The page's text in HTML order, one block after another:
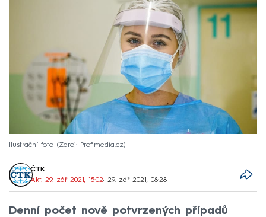
Ilustrační foto Zdroj: Profimedia.cz
ČTK
Akt. 29. zář 2021, 15:02• 29. zář 2021, 08:28
Denní počet nově potvrzených případů